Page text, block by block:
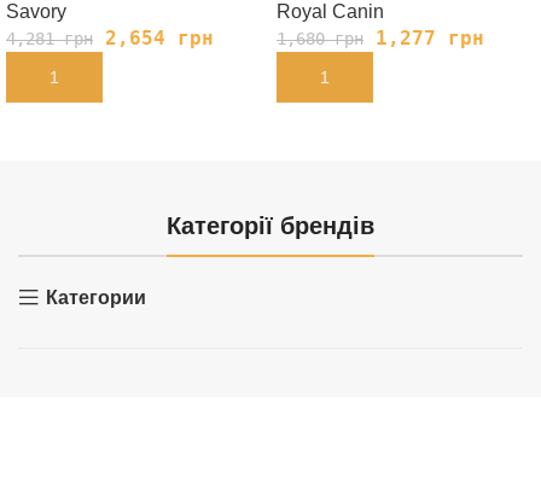
Savory
4,281грн 2,654 грн
В КОРЗИНУ
Royal Canin
1,680грн 1,277 грн
В КОРЗИНУ
Категорії брендів
Категории